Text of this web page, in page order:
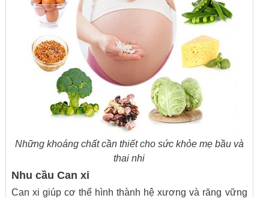
Những khoáng chất cần thiết cho sức khỏe mẹ bầu và
thai nhi
Nhu cầu Can xi
Can xi giúp cơ thể hình thành hệ xương và răng vững